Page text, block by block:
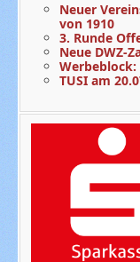
Neuer
von 1910
3. Runde
Neue DWZ-
TUSI am